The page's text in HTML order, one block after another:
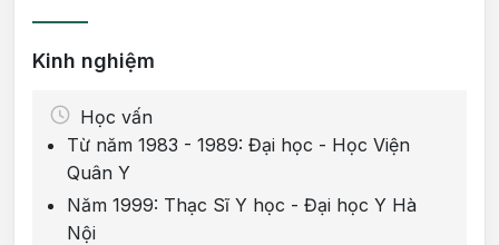
Kinh nghiệm
Học vấn
Từ năm 1983 - 1989: Đại học - Học Viện
Quân Y
Năm 1999: Thạc Sĩ Y học - Đại học Y Hà
Nội